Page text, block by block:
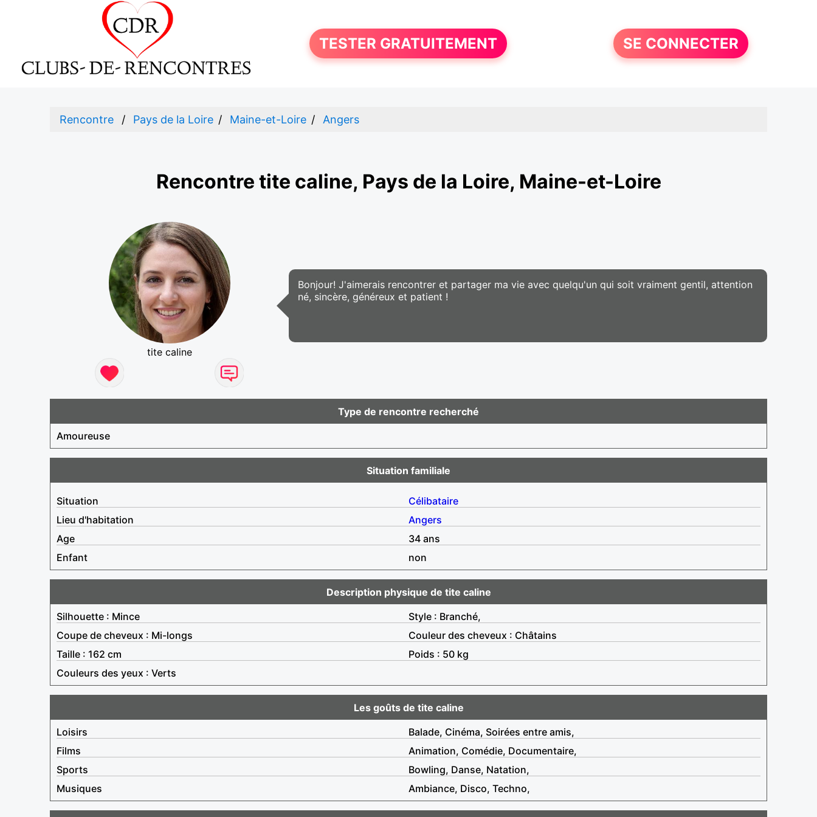
TESTER GRATUITEMENT SE CONNECTER
Rencontre Pays de la Loire Maine-et-Loire Angers
Rencontre tite caline, Pays de la Loire, Maine-et-Loire
tite caline
Bonjour! J'aimerais rencontrer et partager ma vie avec quelqu'un qui soit vraiment gentil, attention
né, sincère, généreux et patient !
Type de rencontre recherché
Amoureuse
Situation familiale
Situation
Célibataire
Lieu d'habitation
Angers
Age
34 ans
Enfant
non
Description physique de tite caline
Silhouette : Mince
Style : Branché,
Coupe de cheveux : Mi-longs
Couleur des cheveux : Châtains
Taille : 162 cm
Poids : 50 kg
Couleurs des yeux : Verts
Les goûts de tite caline
Loisirs
Balade, Cinéma, Soirées entre amis,
Films
Animation, Comédie, Documentaire,
Sports
Bowling, Danse, Natation,
Musiques
Ambiance, Disco, Techno,